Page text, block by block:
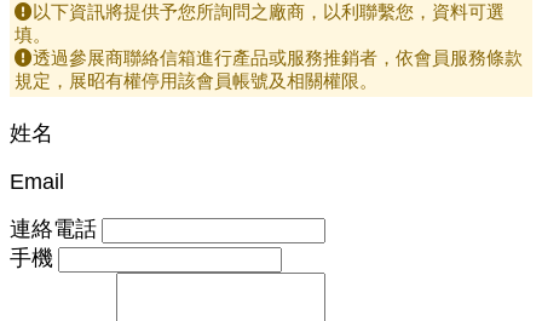
以下資訊將提供予您所詢問之廠商，以利聯繫您，資料可選
填。
透過參展商聯絡信箱進行產品或服務推銷者，依會員服務條款
規定，展昭有權停用該會員帳號及相關權限。
姓名
Email
連絡電話
手機